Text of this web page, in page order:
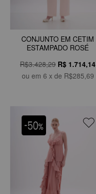
CONJUNTO EM CETIM
ESTAMPADO ROSÉ
R$3.428,29 R$ 1.714,14
ou em 6 x de R$285,69